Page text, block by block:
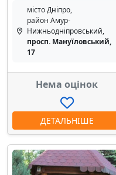
місто Дніпро,
район Амур-
Нижньодніпровський,
просп. Мануїловський,
17
Нема оцінок
ДЕТАЛЬНІШЕ